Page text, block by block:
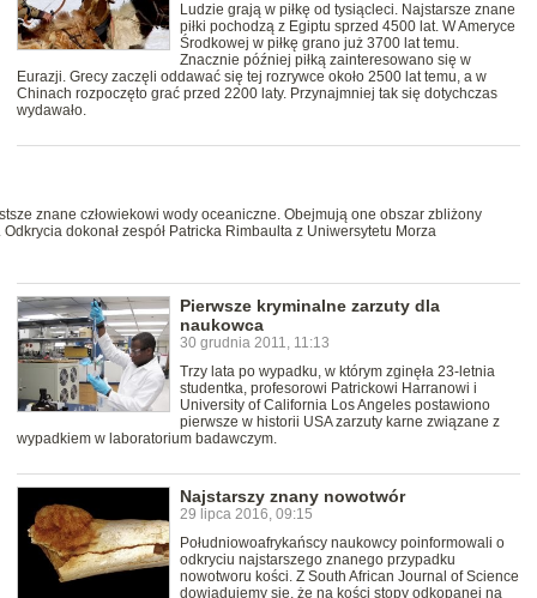
Ludzie grają w piłkę od tysiącleci. Najstarsze znane
piłki pochodzą z Egiptu sprzed 4500 lat. W Ameryce
Środkowej w piłkę grano już 3700 lat temu.
Znacznie później piłką zainteresowano się w
Eurazji. Grecy zaczęli oddawać się tej rozrywce około 2500 lat temu, a w
Chinach rozpoczęto grać przed 2200 laty. Przynajmniej tak się dotychczas
wydawało.
znane człowiekowi wody oceaniczne. Obejmują one obszar zbliżony
dokonał zespół Patricka Rimbaulta z Uniwersytetu Morza
Pierwsze kryminalne zarzuty dla
naukowca
30 grudnia 2011, 11:13
Trzy lata po wypadku, w którym zginęła 23-letnia
studentka, profesorowi Patrickowi Harranowi i
University of California Los Angeles postawiono
pierwsze w historii USA zarzuty karne związane z
wypadkiem w laboratorium badawczym.
Najstarszy znany nowotwór
29 lipca 2016, 09:15
Południowoafrykańscy naukowcy poinformowali o
odkryciu najstarszego znanego przypadku
nowotworu kości. Z South African Journal of Science
dowiadujemy się, że na kości stopy odkopanej na